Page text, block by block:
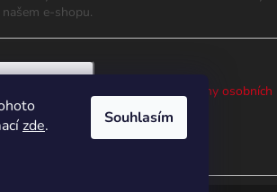
zde. Souhlasím
e-shopu.
podmínkami ochrany osobních